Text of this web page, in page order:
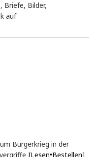
Briefe, Bilder,
auf
Bürgerkrieg in der
[Lesen•Bestellen]